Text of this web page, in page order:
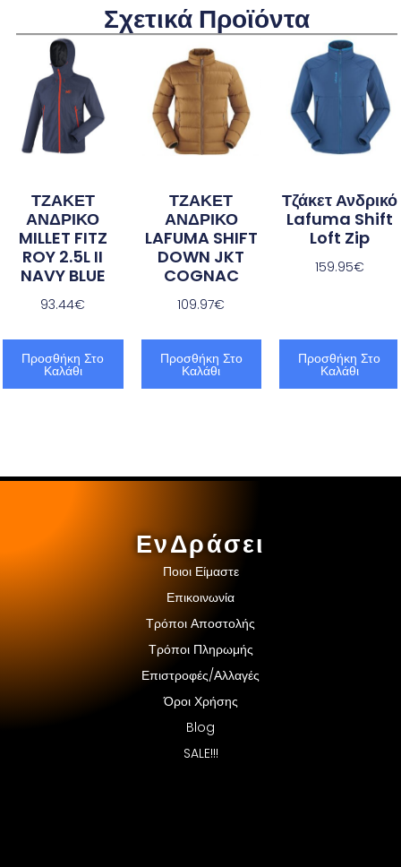
Σχετικά Προϊόντα
ΤΖΑΚΕΤ
ΑΝΔΡΙΚΟ
MILLET FITZ
ROY 2.5L II
NAVY BLUE
93.44€
Προσθήκη Στο
Καλάθι
ΤΖΑΚΕΤ
ΑΝΔΡΙΚΟ
LAFUMA SHIFT
DOWN JKT
COGNAC
109.97€
Προσθήκη Στο
Καλάθι
Τζάκετ Ανδρικό
Lafuma Shift
Loft Zip
159.95€
Προσθήκη Στο
Καλάθι
ΕνΔράσει
Ποιοι Είμαστε
Επικοινωνία
Τρόποι Αποστολής
Τρόποι Πληρωμής
Επιστροφές/Αλλαγές
Όροι Χρήσης
Blog
SALE!!!